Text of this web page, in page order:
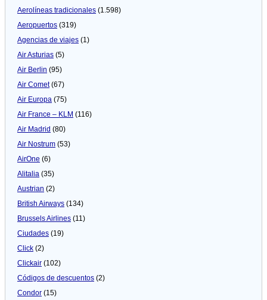
Aerolíneas tradicionales (1.598)
Aeropuertos (319)
Agencias de viajes (1)
Air Asturias (5)
Air Berlin (95)
Air Comet(67)
Air Europa (75)
Air France – KLM (116)
Air Madrid (80)
Air Nostrum (53)
AirOne (6)
Alitalia (35)
Austrian (2)
British Airways (134)
Brussels Airlines (11)
Ciudades (19)
Click (2)
Clickair (102)
Códigos de descuentos (2)
Condor (15)